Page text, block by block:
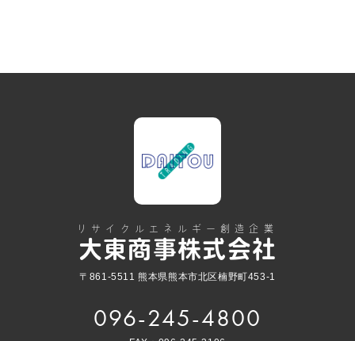
リサイクルエネルギー創造企業
大東商事株式会社
〒861-5511 熊本県熊本市北区楠野町453-1
096-245-4800